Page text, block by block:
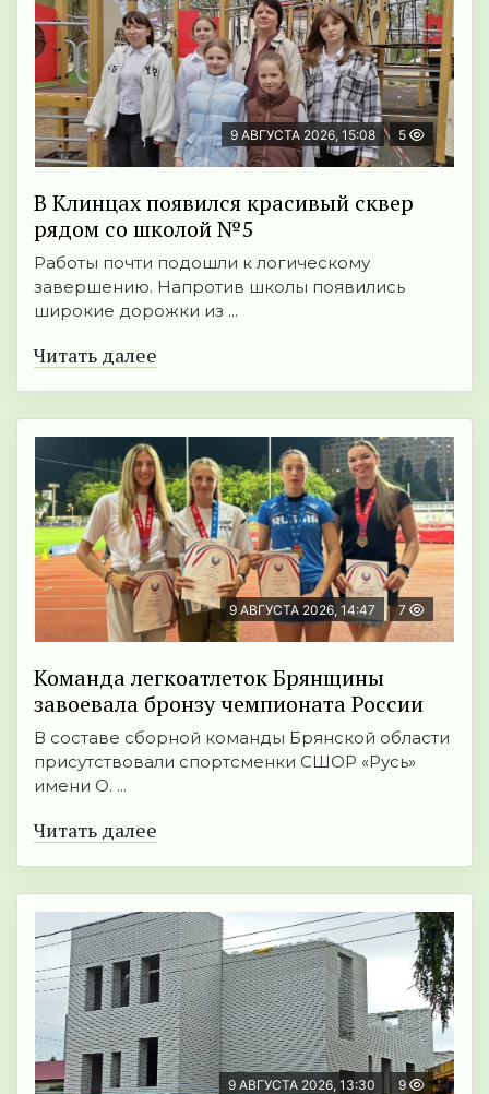
9 АВГУСТА 2026, 15:08 5
В Клинцах появился красивый сквер
рядом со школой №5
Работы почти подошли к логическому
завершению. Напротив школы появились
широкие дорожки из ...
Читать далее
9 АВГУСТА 2026, 14:47 7
Команда легкоатлеток Брянщины
завоевала бронзу чемпионата России
В составе сборной команды Брянской области
присутствовали спортсменки СШОР «Русь»
имени О. ...
Читать далее
9 АВГУСТА 2026, 13:30 9